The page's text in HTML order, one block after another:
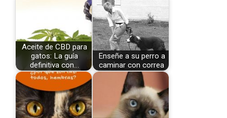
Aceite de CBD para
gatos: La guía
definitiva con…
Enseñe a su perro a
caminar con correa